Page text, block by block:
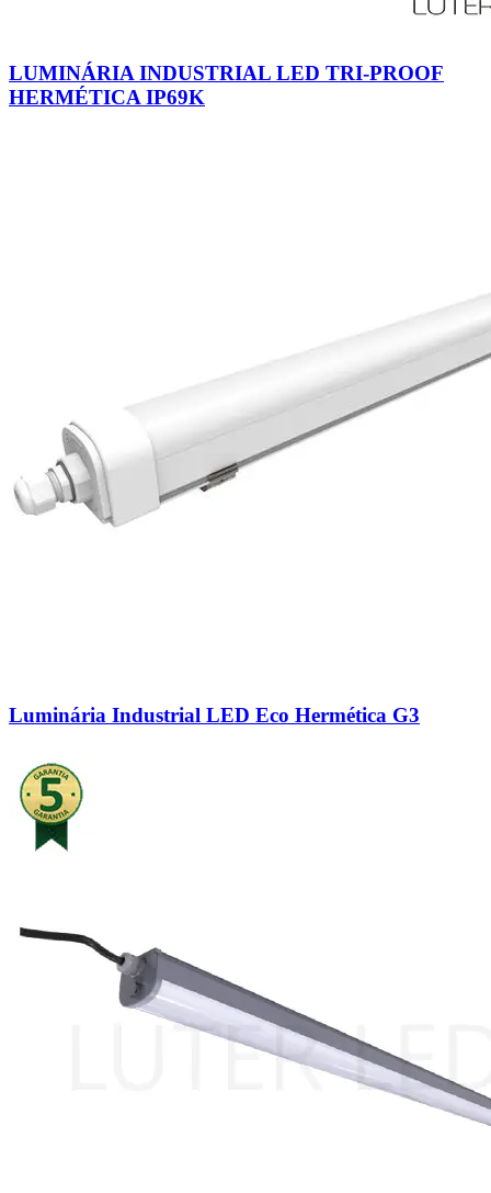
LUMINÁRIA INDUSTRIAL LED TRI-PROOF
HERMÉTICA IP69K
Luminária Industrial LED Eco Hermética G3